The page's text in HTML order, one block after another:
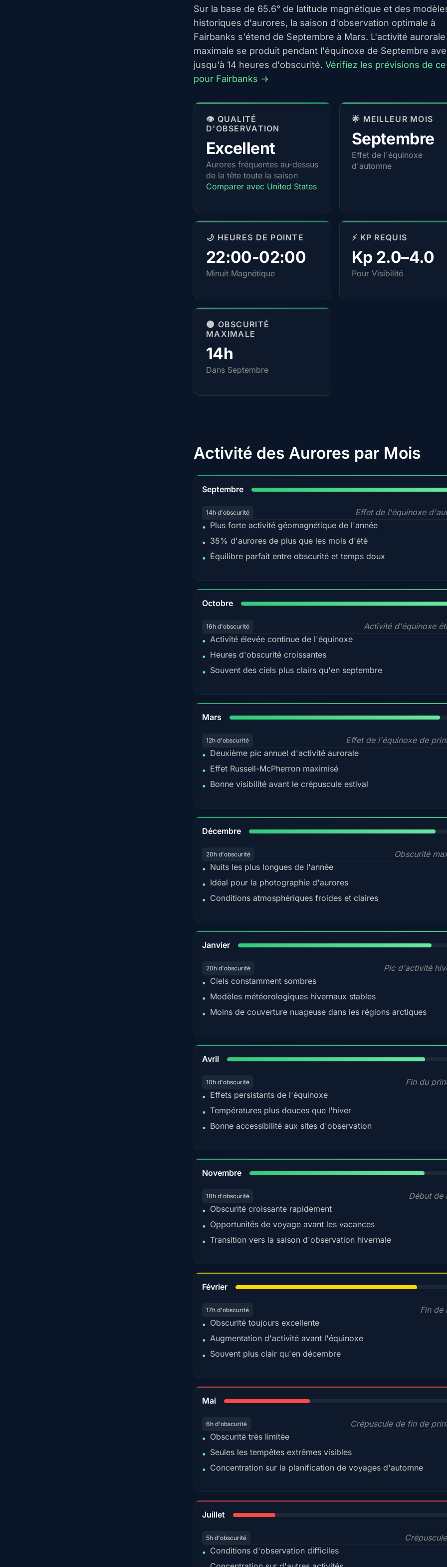
Sur la base de 65.6° de latitude magnétique et des
historiques d'aurores, la saison d'observation optimale à
Fairbanks s'étend de Septembre à Mars. L'activité aurorale
maximale se produit pendant l'équinoxe de Septembre
jusqu'à 14 heures d'obscurité. Vérifiez les prévisions de
pour Fairbanks →
👁️ QUALITÉ
D'OBSERVATION
Excellent
Aurores fréquentes au-dessus
de la tête toute la saison
Comparer avec United States
🌟 MEILLEUR MOIS
Septembre
Effet de l'équinoxe
d'automne
🌙 HEURES DE POINTE
22:00-02:00
Minuit Magnétique
⚡ KP REQUIS
Kp 2.0–4.0
Pour Visibilité
🌑 OBSCURITÉ
MAXIMALE
14h
Dans Septembre
Activité des Aurores par Mois
Septembre
14h d'obscurité
Effet de l'équinoxe
• Plus forte activité géomagnétique de l'année
• 35% d'aurores de plus que les mois d'été
• Équilibre parfait entre obscurité et temps doux
Octobre
16h d'obscurité
Activité d'équinoxe
• Activité élevée continue de l'équinoxe
• Heures d'obscurité croissantes
• Souvent des ciels plus clairs qu'en septembre
Mars
12h d'obscurité
Effet de l'équinoxe de
• Deuxième pic annuel d'activité aurorale
• Effet Russell-McPherron maximisé
• Bonne visibilité avant le crépuscule estival
Décembre
20h d'obscurité
Obscurité
• Nuits les plus longues de l'année
• Idéal pour la photographie d'aurores
• Conditions atmosphériques froides et claires
Janvier
20h d'obscurité
Pic d'activité
• Ciels constamment sombres
• Modèles météorologiques hivernaux stables
• Moins de couverture nuageuse dans les régions arctiques
Avril
10h d'obscurité
Fin du
• Effets persistants de l'équinoxe
• Températures plus douces que l'hiver
• Bonne accessibilité aux sites d'observation
Novembre
18h d'obscurité
Début de
• Obscurité croissante rapidement
• Opportunités de voyage avant les vacances
• Transition vers la saison d'observation hivernale
Février
17h d'obscurité
Fin de
• Obscurité toujours excellente
• Augmentation d'activité avant l'équinoxe
• Souvent plus clair qu'en décembre
Mai
6h d'obscurité
Crépuscule de fin de
• Obscurité très limitée
• Seules les tempêtes extrêmes visibles
• Concentration sur la planification de voyages d'automne
Juillet
5h d'obscurité
• Conditions d'observation difficiles